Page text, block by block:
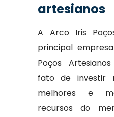
artesianos
A Arco Iris
principal
Poços
fato de investir
melhores e
recursos do